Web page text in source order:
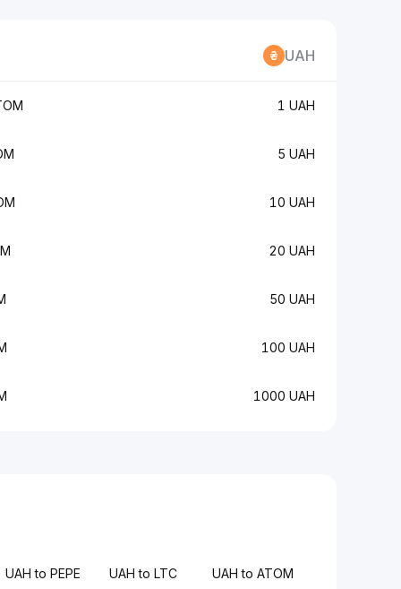
UAH
1 UAH
5 UAH
10 UAH
20 UAH
50 UAH
100 UAH
1000 UAH
UAH to PEPE UAH to LTC UAH to ATOM